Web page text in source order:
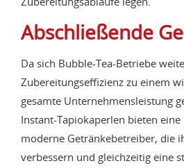
Abschließende
Da sich Bubble-Tea-Betriebe
Zubereitungseffizienz zu einem
gesamte Unternehmensleistung
Instant-Tapiokaperlen bieten
moderne Getränkebetreiber, die
verbessern und gleichzeitig eine